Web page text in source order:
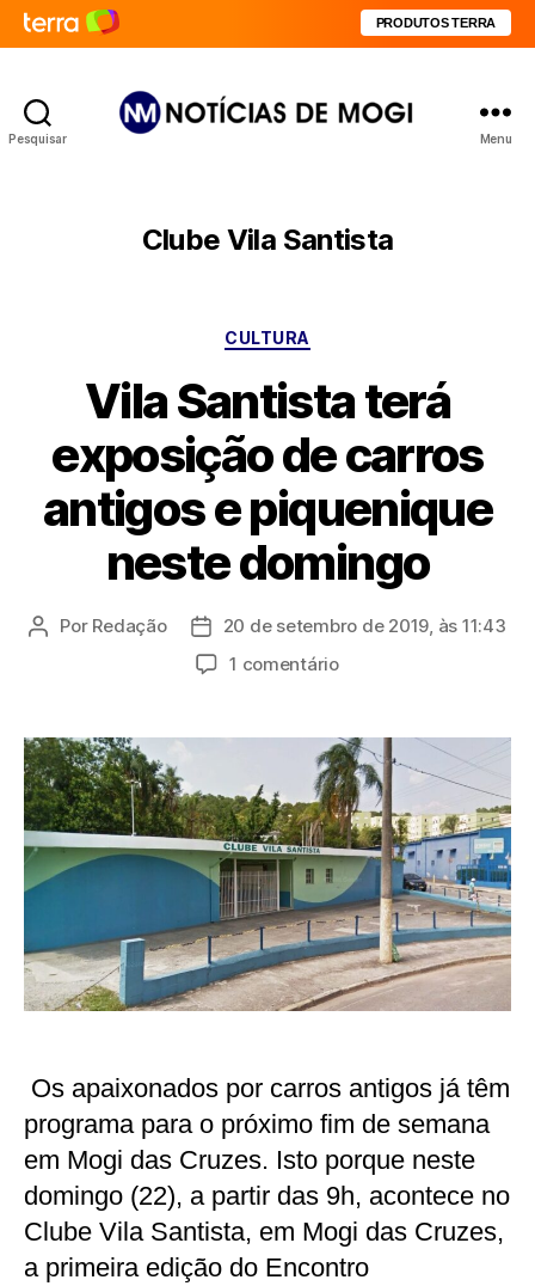
PRODUTOS TERRA
Pesquisar Menu
Clube Vila Santista
Categorias
CULTURA
Vila Santista terá
exposição de carros
antigos e piquenique
neste domingo
Autor
Por Redação
Data
de
publicação
20 de setembro de 2019, às 11:43
1 comentárioem
terá
exposição
de
carros
antigos
e
piquenique
neste
domingo
Os apaixonados por carros antigos já têm
programa para o próximo fim de semana
em Mogi das Cruzes. Isto porque neste
domingo (22), a partir das 9h, acontece no
Clube Vila Santista, em Mogi das Cruzes,
a primeira edição do Encontro